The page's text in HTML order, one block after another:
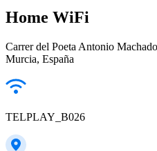
Home WiFi
Carrer del Poeta Antonio
Murcia, España
TELPLAY_B026